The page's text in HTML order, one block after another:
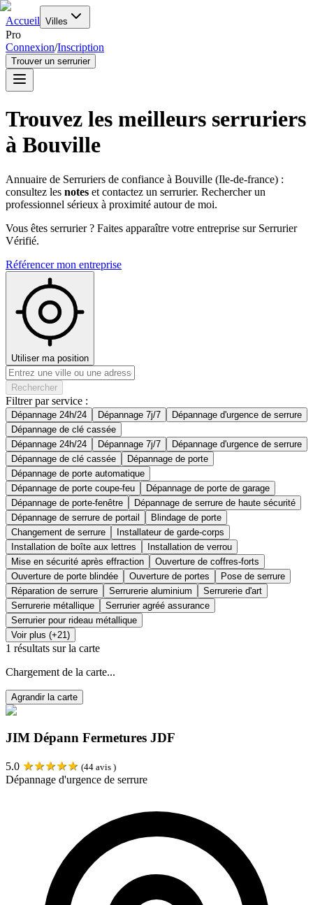
Accueil Villes
Pro
Connexion/Inscription
Trouver un serrurier
Trouvez les meilleurs serruriers
à Bouville
Annuaire de Serruriers de confiance à Bouville (Ile-de-france) :
consultez les notes et contactez un serrurier. Rechercher un
professionnel sérieux à proximité autour de moi.
Vous êtes serrurier ? Faites apparaître votre entreprise sur Serrurier
Vérifié.
Référencer mon entreprise
Utiliser ma position
Rechercher
Filtrer par service :
Dépannage 24h/24 Dépannage 7j/7
Dépannage d'urgence de serrure
Dépannage de clé cassée
Dépannage 24h/24
Dépannage 7j/7
Dépannage d'urgence de serrure
Dépannage de clé cassée
Dépannage de porte
Dépannage de porte automatique
Dépannage de porte coupe-feu
Dépannage de porte de garage
Dépannage de porte-fenêtre
Dépannage de serrure de haute sécurité
Dépannage de serrure de portail
Blindage de porte
Changement de serrure
Installateur de garde-corps
Installation de boîte aux lettres
Installation de verrou
Mise en sécurité après effraction
Ouverture de coffres-forts
Ouverture de porte blindée
Ouverture de portes
Pose de serrure
Réparation de serrure
Serrurerie aluminium
Serrurerie d'art
Serrurerie métallique
Serrurier agréé assurance
Serrurier pour rideau métallique
Voir plus (+21)
1 résultats sur la carte
Chargement de la carte...
Agrandir la carte
JIM Dépann Fermetures JDF
5.0 ★★★★★ (44 avis )
Dépannage d'urgence de serrure